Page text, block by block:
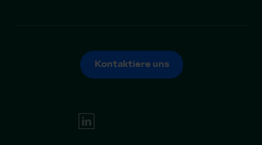
Kontaktiere uns
Kontaktiere uns